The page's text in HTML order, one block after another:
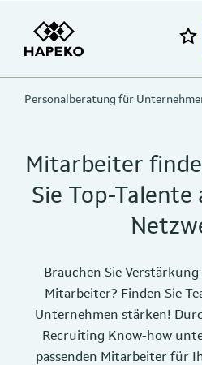
Personalberatung für
Mitarbeiter
Sie Top-Talente
Brauchen Sie
Mitarbeiter? Finden Sie
Unternehmen stärken!
Recruiting Know-how
passenden Mitarbeiter für